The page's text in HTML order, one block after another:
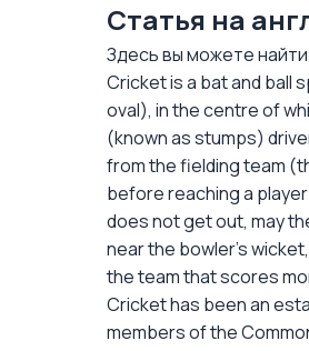
Статья на
Здесь вы можете
Cricket is a bat and ball
oval), in the centre of
(known as stumps)
from the fielding team
before reaching a
does not get out, may
near the bowler's
the team that scores
Cricket has been an
members of the